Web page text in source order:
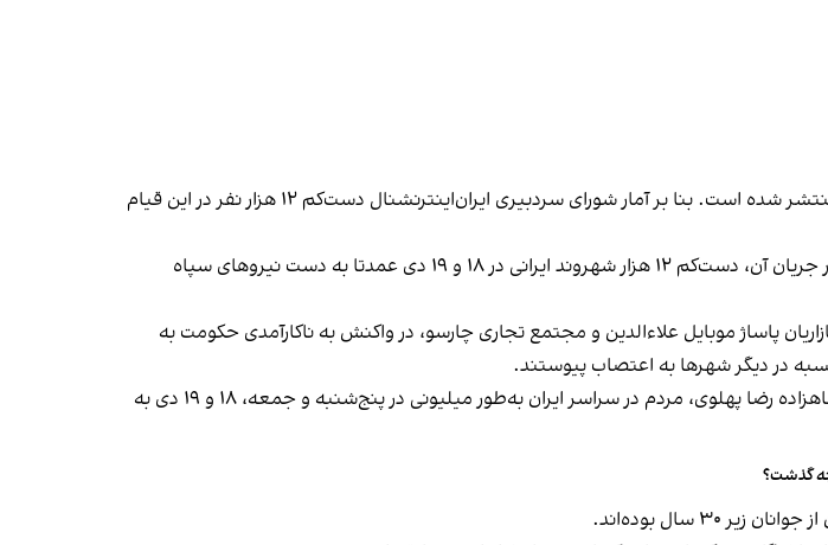
نامه این وکلای دادگستری در پی کشتار گسترده معترضان در جریان قیام ملی ایرانیان منتشر شده است. بنا بر آمار شورای سردبیری ایران‌اینترنشنال دست‌کم ۱۲ هزار نفر در این قیام
» که در جریان آن، دست‌کم ۱۲ هزار شهروند ایرانی در ۱۸ و ۱۹ دی‌ عمدتا به دست نیروهای سپاه
پاساژ موبایل علاءالدین و مجتمع تجاری چارسو، در واکنش به‌ ناکارآمدی حکومت به
در دیگر شهرها به اعتصاب پیوستند.
این اعتراضات فورا ابعاد ضد‌حکومتی، ملی و سراسری به خود گرفت و پس از فراخوان شاهزاده رضا پهلوی، مردم در سراسر ایران به‌طور میلیونی در پنج‌شنبه و جمعه، ۱۸ و ۱۹ دی‌ به
چه گذشت؟
سال بوده‌اند.